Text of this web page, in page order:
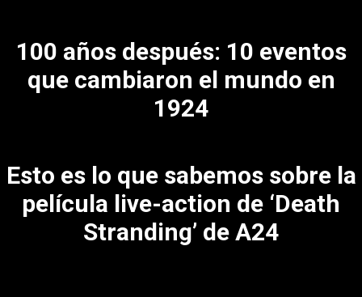
100 años después: 10 eventos
que cambiaron el mundo en
1924
Esto es lo que sabemos sobre la
película live-action de ‘Death
Stranding’ de A24